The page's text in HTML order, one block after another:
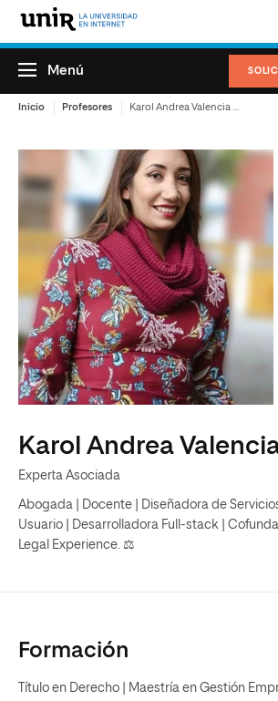
Menú
Inicio Profesores
Karol Andrea
Experta Asociada
Abogada | Docente | Diseñadora de
Usuario | Desarrolladora Full-stack |
Legal Experience. ⚖️
Formación
Título en Derecho | Maestría en Gestión